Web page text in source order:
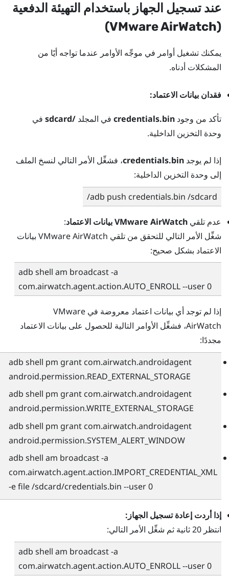
عند تسجيل الجهاز باستخدام التهيئة الدفعية
(
VMware AirWatch
)
يمكنك تشغيل أوامر في موجِّه الأوامر عندما تواجه أيًا من
المشكلات أدناه.
فقدان بيانات الاعتماد:
تأكد من وجود credentials.bin في المجلد /sdcard
في
وحدة التخزين الداخلية.
إذا لم يوجد credentials.bin، فشغِّل الأمر التالي لنسخ الملف
إلى وحدة التخزين الداخلية:
adb push credentials.bin /sdcard/
عدم تلقي VMware AirWatchبيانات الاعتماد:
شغِّل الأمر التالي للتحقق من تلقي VMware AirWatch بيانات
الاعتماد بشكل صحيح:
adb shell am broadcast -a
com.airwatch.agent.action.AUTO_ENROLL --user 0
إذا لم توجد أي بيانات اعتماد معروضة في VMware
AirWatch، فشغِّل الأوامر التالية للحصول على بيانات الاعتماد
مجددًا:
adb shell pm grant com.airwatch.androidagent
android.permission.READ_EXTERNAL_STORAGE
adb shell pm grant com.airwatch.androidagent
android.permission.WRITE_EXTERNAL_STORAGE
adb shell pm grant com.airwatch.androidagent
android.permission.SYSTEM_ALERT_WINDOW
adb shell am broadcast -a
com.airwatch.agent.action.IMPORT_CREDENTIAL_XML
-e file /sdcard/credentials.bin --user 0
إذا أردت إعادة تسجيل الجهاز:
انتظر 20 ثانية ثم شغِّل الأمر التالي:
adb shell am broadcast -a
com.airwatch.agent.action.AUTO_ENROLL --user 0